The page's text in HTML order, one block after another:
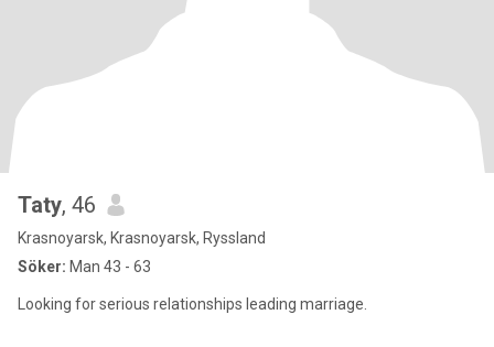
Taty, 46
Krasnoyarsk, Krasnoyarsk, Ryssland
Söker: Man 43 - 63
Looking for serious relationships leading marriage.